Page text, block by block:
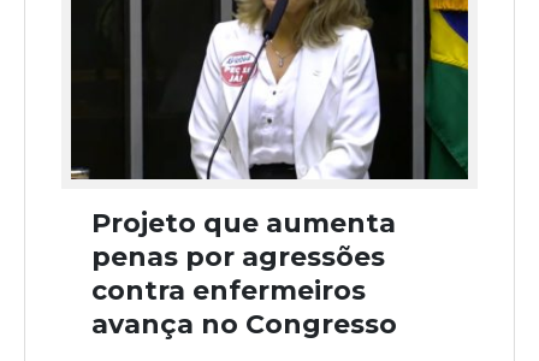
Projeto que aumenta
penas por agressões
contra enfermeiros
avança no Congresso